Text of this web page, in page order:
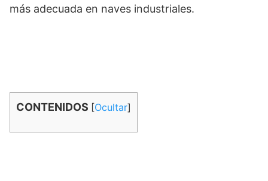
más adecuada en naves industriales.
CONTENIDOS [Ocultar]